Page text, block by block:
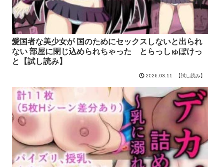
愛国者な美少女が 国のためにセックスしないと出られ
ない 部屋に閉じ込められちゃった とらっしゅぽけっ
と【試し読み】
2026.03.11 【試し読み】